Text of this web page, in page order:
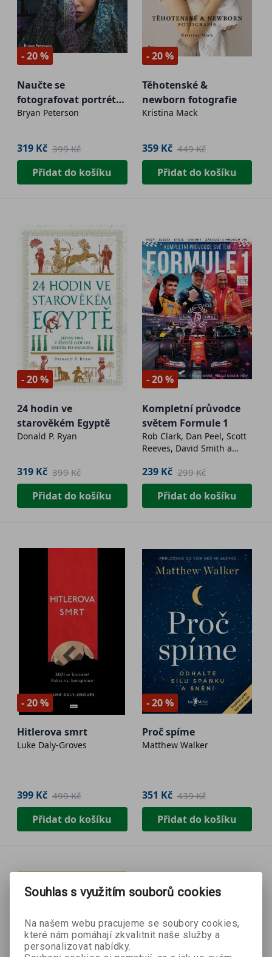
- 20 %
Naučte se
fotografovat portrét
kreativně
Bryan Peterson
319 Kč 399 Kč
Přidat do košíku
- 20 %
Těhotenské &
newborn fotografie
Kristina Mack
359 Kč 449 Kč
Přidat do košíku
- 20 %
24 hodin ve
starověkém Egyptě
Donald P. Ryan
319 Kč 399 Kč
Přidat do košíku
- 20 %
Kompletní průvodce
světem Formule 1
Rob Clark, Dan Peel, Scott
Reeves, David Smith a
239 Kč 299 Kč
Přidat do košíku
- 20 %
Hitlerova smrt
Luke Daly-Groves
399 Kč 499 Kč
Přidat do košíku
- 20 %
Proč spíme
Matthew Walker
351 Kč 439 Kč
Přidat do košíku
Souhlas s využitím souborů cookies
Na našem webu pracujeme se soubory cookies,
které nám pomáhají zkvalitnit naše služby a
personalizovat nabídky.